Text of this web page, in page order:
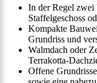
In der Regel zwei
Staffelgeschoss
Kompakte
Grundriss und
Walmdach oder
Terrakotta-
Offene